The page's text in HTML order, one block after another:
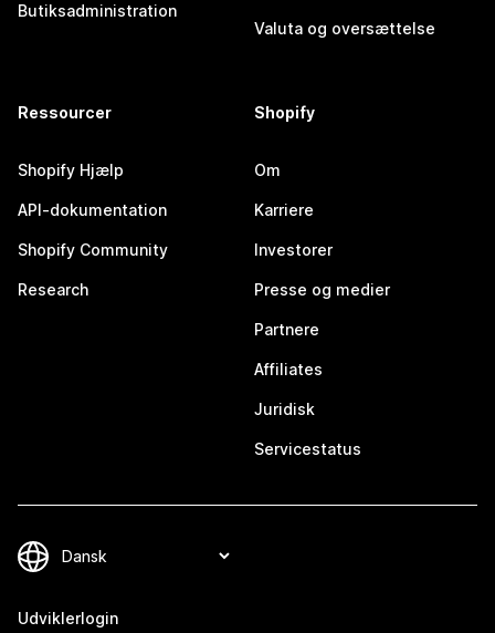
Butiksadministration
Valuta og oversættelse
Ressourcer
Shopify Hjælp
API-dokumentation
Shopify Community
Research
Shopify
Om
Karriere
Investorer
Presse og medier
Partnere
Affiliates
Juridisk
Servicestatus
Udviklerlogin